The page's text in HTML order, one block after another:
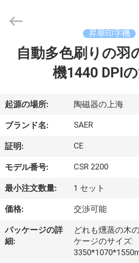
製
品
ビ
オ
2015
昇華印字機
自動多色刷りの羽
機1440 DPI
起源の場所: 陶磁器の上海
ブランド名: SAER
証明: CE
モデル番号: CSR 2200
最小注文数量: 1 セット
価格: 交渉可能
パッケージの詳
細:
どれも燻蒸の木
ケージのサイズ: